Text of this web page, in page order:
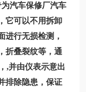
汽车保修厂汽车
它可以不用拆卸
进行无损检测，
折叠裂纹等，通
,并由仪表示意出
排除隐患，保证